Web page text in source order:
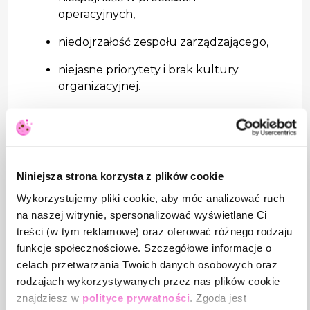
Niniejsza strona korzysta z plików cookie
Wykorzystujemy pliki cookie, aby móc analizować ruch
na naszej witrynie, spersonalizować wyświetlane Ci
treści (w tym reklamowe) oraz oferować różnego rodzaju
funkcje społecznościowe. Szczegółowe informacje o
celach przetwarzania Twoich danych osobowych oraz
rodzajach wykorzystywanych przez nas plików cookie
znajdziesz w polityce prywatności . Zgoda jest
operacyjnych,
niedojrzałość zespołu zarządzającego,
niejasne priorytety i brak kultury
organizacyjnej.
Według danych Harvard Business Review, firmy,
sukces. Kluczowe obszary, które często są
Z badań Gallupa wynika natomiast, że firmy z
silną kulturą organizacyjną i wysokim
zaangażowaniem pracowników są o 21% bardziej
rentowne. Skalowanie firmy wymaga stabilnego
zespołu, który zna misję firmy i wie, w jakim
kierunku zmierza.